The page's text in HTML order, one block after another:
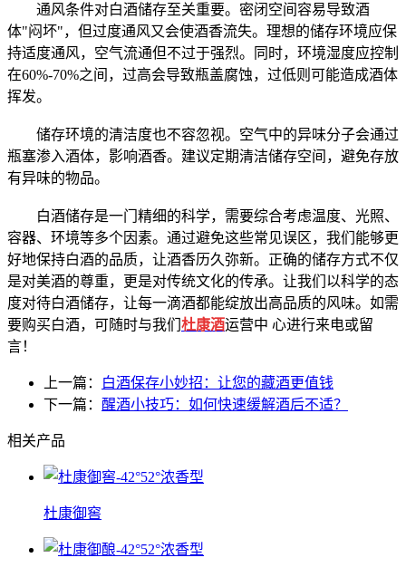
通风条件对白酒储存至关重要。密闭空间容易导致酒
体"闷坏"，但过度通风又会使酒香流失。理想的储存环境应保
持适度通风，空气流通但不过于强烈。同时，环境湿度应控制
在60%-70%之间，过高会导致瓶盖腐蚀，过低则可能造成酒体
挥发。
储存环境的清洁度也不容忽视。空气中的异味分子会通过
瓶塞渗入酒体，影响酒香。建议定期清洁储存空间，避免存放
有异味的物品。
白酒储存是一门精细的科学，需要综合考虑温度、光照、
容器、环境等多个因素。通过避免这些常见误区，我们能够更
好地保持白酒的品质，让酒香历久弥新。正确的储存方式不仅
是对美酒的尊重，更是对传统文化的传承。让我们以科学的态
度对待白酒储存，让每一滴酒都能绽放出高品质的风味。如需
要购买白酒，可随时与我们 杜康酒运营中 心进行来电或留
言！
上一篇：
白酒保存小妙招：让您的藏酒更值钱
下一篇： 醒酒小技巧：如何快速缓解酒后不适？
相关产品
杜康御窖